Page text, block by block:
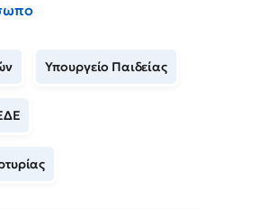
Υπουργείο Παιδείας